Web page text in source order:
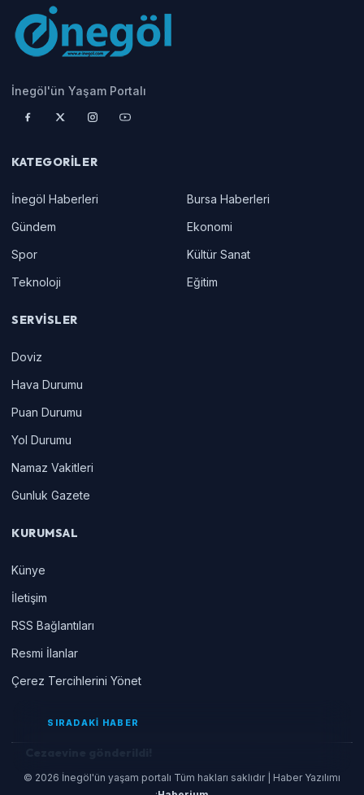
İnegöl'ün Yaşam Portalı
KATEGORILER
İnegöl Haberleri
Bursa Haberleri
Gündem
Ekonomi
Spor
Kültür Sanat
Teknoloji
Eğitim
SERVISLER
Doviz
Hava Durumu
Puan Durumu
Yol Durumu
Namaz Vakitleri
Gunluk Gazete
KURUMSAL
Künye
İletişim
RSS Bağlantıları
Resmi İlanlar
Çerez Tercihlerini Yönet
© 2026 İnegöl'ün yaşam portalı Tüm hakları saklıdır | Haber Yazılımı
SIRADAKİ HABER